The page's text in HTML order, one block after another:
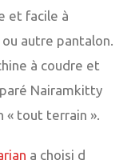
et facile à
autre pantalon.
à coudre et
Nairamkitty
« tout terrain ».
a choisi d